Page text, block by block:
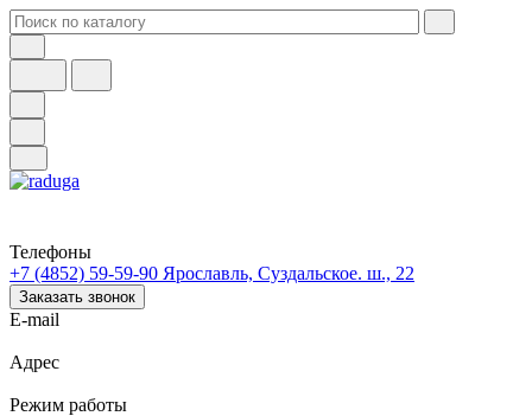
Телефоны
+7 (4852) 59-59-90 Ярославль, Суздальское. ш., 22
Заказать звонок
E-mail
Адрес
Режим работы